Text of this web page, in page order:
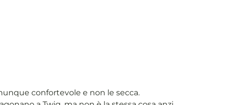
confortevole e non le secca.